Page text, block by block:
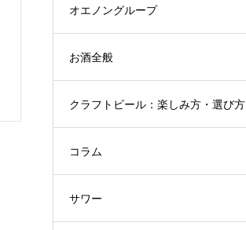
オエノングループ
お酒全般
クラフトビール：楽しみ方・選び方
コラム
サワー